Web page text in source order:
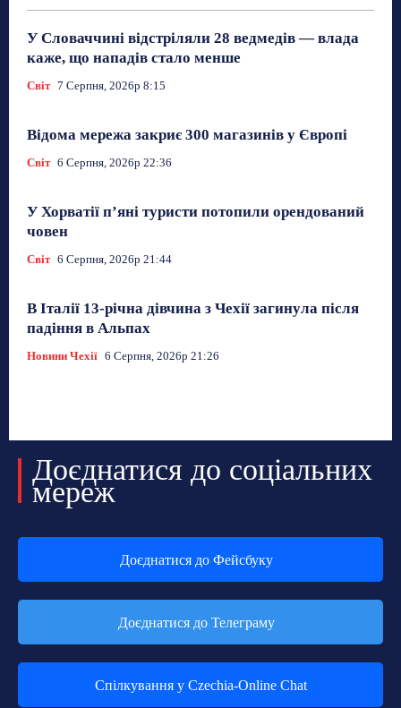
У Словаччині відстріляли 28 ведмедів — влада
каже, що нападів стало менше
Світ 7 Серпня, 2026р 8:15
Відома мережа закриє 300 магазинів у Європі
Світ 6 Серпня, 2026р 22:36
У Хорватії пʼяні туристи потопили орендований
човен
Світ 6 Серпня, 2026р 21:44
В Італії 13-річна дівчина з Чехії загинула після
падіння в Альпах
Новини Чехії 6 Серпня, 2026р 21:26
Доєднатися до соціальних
мереж
Доєднатися до Фейсбуку
Доєднатися до Телеграму
Спілкування у Czechia-Online Chat